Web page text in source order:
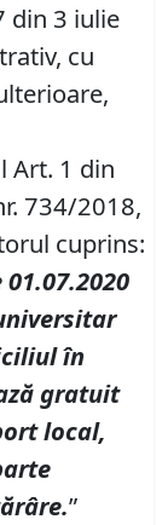
din 3 iulie
cu
Art. 1 din
734/2018,
cuprins:
în
gratuit
local,
”